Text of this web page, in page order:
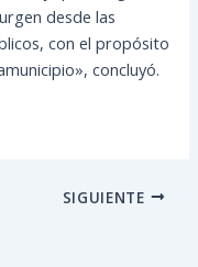
desde las
con el propósito
concluyó.
SIGUIENTE